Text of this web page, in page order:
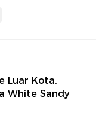
Luar Kota,
White Sandy